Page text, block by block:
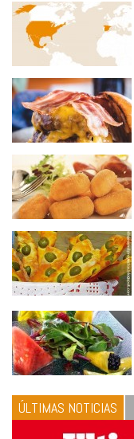
ÚLTIMAS NOTICIAS